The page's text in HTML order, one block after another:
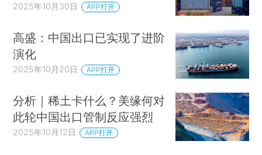
2025年10月30日 APP打开
高盛：中国出口已实现了进阶
演化
2025年10月20日 APP打开
分析｜稀土卡什么？美缘何对
此轮中国出口管制反应强烈
2025年10月12日 APP打开